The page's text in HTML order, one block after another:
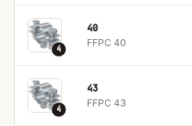
4
40
FFPC 40
4
43
FFPC 43